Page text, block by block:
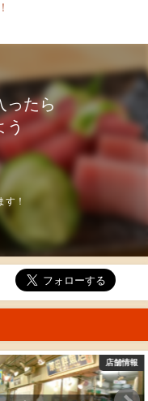
ったら
う
す！
店舗情報